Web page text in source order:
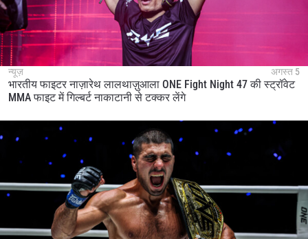
न्यूज़ अगस्त 5
भारतीय फाइटर नाज़ारेथ लालथाज़ुआला ONE Fight Night 47 की स्ट्रॉवेट
MMA फाइट में गिल्बर्ट नाकाटानी से टक्कर लेंगे